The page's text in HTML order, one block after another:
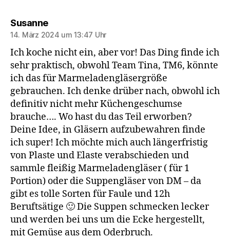
Susannesagt:
14. März 2024 um 13:47 Uhr
Ich koche nicht ein, aber vor! Das Ding finde ich
sehr praktisch, obwohl Team Tina, TM6, könnte
ich das für Marmeladengläsergröße
gebrauchen. Ich denke drüber nach, obwohl ich
definitiv nicht mehr Küchengeschumse
brauche…. Wo hast du das Teil erworben?
Deine Idee, in Gläsern aufzubewahren finde
ich super! Ich möchte mich auch längerfristig
von Plaste und Elaste verabschieden und
sammle fleißig Marmeladengläser ( für 1
Portion) oder die Suppengläser von DM – da
gibt es tolle Sorten für Faule und 12h
Beruftsätige 🙂 Die Suppen schmecken lecker
und werden bei uns um die Ecke hergestellt,
mit Gemüse aus dem Oderbruch.